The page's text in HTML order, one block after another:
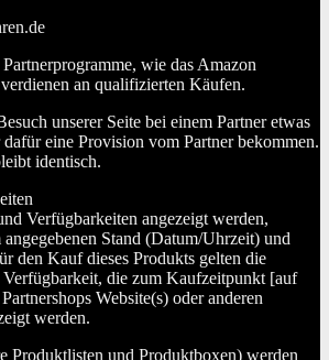
wie das Amazon
an qualifizierten Käufen.
unserer Seite bei einem Partner etwas
eine Provision vom Partner bekommen.
identisch.
Verfügbarkeiten angezeigt werden,
angegebenen Stand (Datum/Uhrzeit) und
den Kauf dieses Produkts gelten die
die zum Kaufzeitpunkt [auf
Website(s) oder anderen
werden.
Produktlisten und Produktboxen) werden